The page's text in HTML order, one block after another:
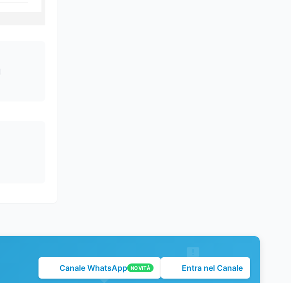
Canale WhatsApp NOVITÀ Entra nel Canale